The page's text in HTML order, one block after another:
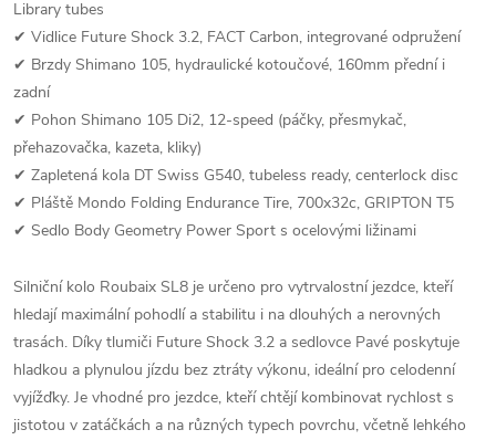
Library tubes
✔ Vidlice Future Shock 3.2, FACT Carbon, integrované odpružení
✔ Brzdy Shimano 105, hydraulické kotoučové, 160mm přední i
zadní
✔ Pohon Shimano 105 Di2, 12-speed (páčky, přesmykač,
přehazovačka, kazeta, kliky)
✔ Zapletená kola DT Swiss G540, tubeless ready, centerlock disc
✔ Pláště Mondo Folding Endurance Tire, 700x32c, GRIPTON T5
✔ Sedlo Body Geometry Power Sport s ocelovými ližinami
Silniční kolo Roubaix SL8 je určeno pro vytrvalostní jezdce, kteří
hledají maximální pohodlí a stabilitu i na dlouhých a nerovných
trasách. Díky tlumiči Future Shock 3.2 a sedlovce Pavé poskytuje
hladkou a plynulou jízdu bez ztráty výkonu, ideální pro celodenní
vyjížďky. Je vhodné pro jezdce, kteří chtějí kombinovat rychlost s
jistotou v zatáčkách a na různých typech povrchu, včetně lehkého